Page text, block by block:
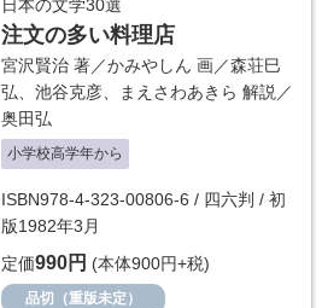
日本の文学30選
注文の多い料理店
宮沢賢治 著／かみやしん 画／森荘巳
弘
池谷克彦 まえさわあきら 解説／
奥田弘
小学校高学年から
ISBN978-4-323-00806-6 / 四六判 / 初
版1982年3月
定価990円 (本体900円+税)
品切（重版未定）